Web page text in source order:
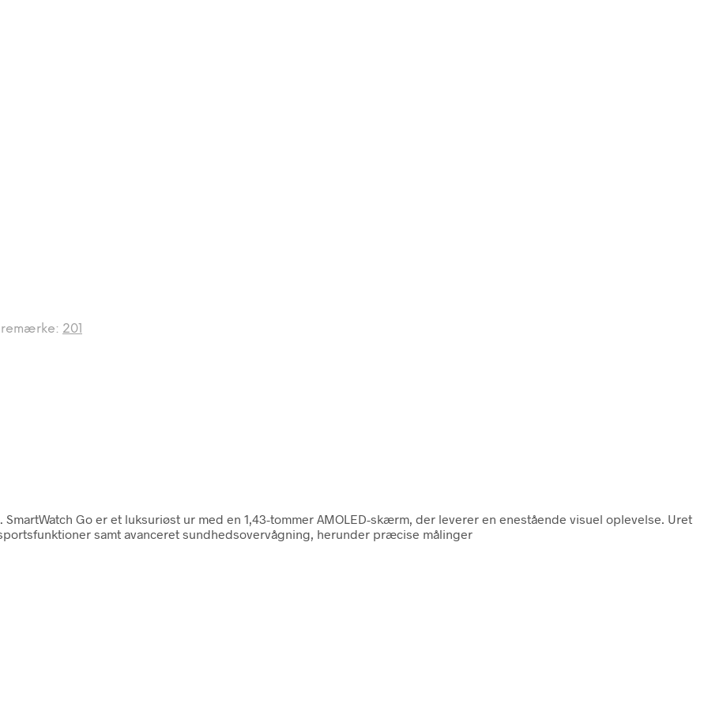
201
. SmartWatch Go er et luksuriøst ur med en 1,43-tommer AMOLED-skærm, der leverer en enestående visuel oplevelse. Uret
samt avanceret sundhedsovervågning, herunder præcise målinger